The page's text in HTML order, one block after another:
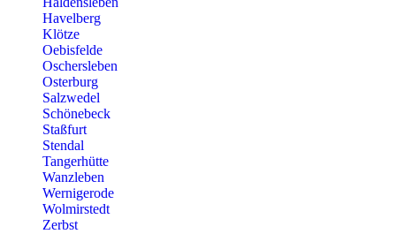
Havelberg
Klötze
Oebisfelde
Oschersleben
Osterburg
Salzwedel
Schönebeck
Staßfurt
Stendal
Tangerhütte
Wanzleben
Wernigerode
Wolmirstedt
Zerbst